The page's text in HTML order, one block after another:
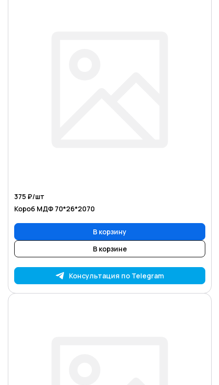
375 ₽/шт
Короб МДФ 70*26*2070
В корзину
В корзине
Консультация по Telegram